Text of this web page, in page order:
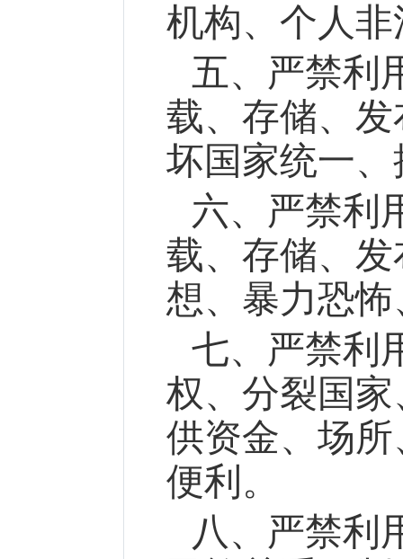
机构、个人
五、严禁利
载、存储、
坏国家统一
六、严禁利
载、存储、
想、暴力恐
七、严禁利
权、分裂国
供资金、场
便利。
八、严禁利